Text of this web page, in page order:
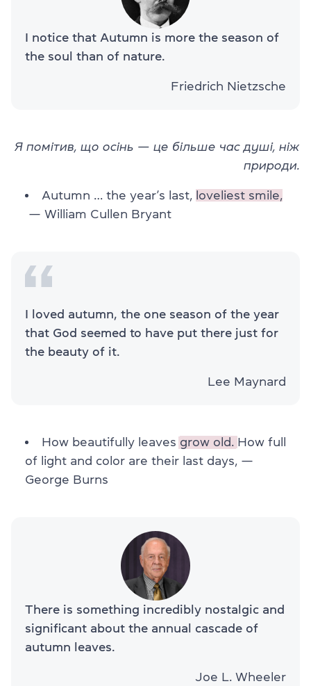
I notice that Autumn is more the season of
the soul than of nature.
Friedrich Nietzsche
Я помітив, що осінь — це більше час душі, ніж
природи.
Autumn … the year’s last,
loveliest smile,
— William Cullen Bryant
I loved autumn, the one season of the year
that God seemed to have put there just for
the beauty of it.
Lee Maynard
How beautifully leaves grow old.
How full
of light and color are their last days, —
George Burns
There is something incredibly nostalgic and
significant about the annual cascade of
autumn leaves.
Joe L. Wheeler